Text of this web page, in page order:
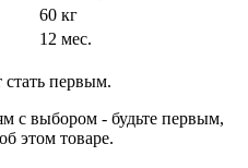
60 кг
12 мес.
первым.
с выбором - будьте первым,
этом товаре.